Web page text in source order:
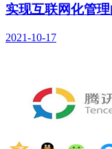
实现互联网化管
2021-10-17